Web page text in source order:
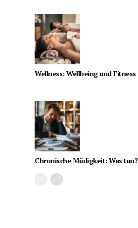
Wellness: Wellbeing und Fitness
Chronische Müdigkeit: Was tun?